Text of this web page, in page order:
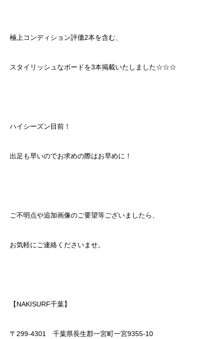
極上コンディション評価2本を含む、
スタイリッシュなボードを3本掲載いたしました☆☆☆
ハイシーズン目前！
出足も早いのでお求めの際はお早めに！
ご不明点や追加画像のご要望等ございましたら、
お気軽にご連絡くださいませ。
【NAKISURF千葉】
〒299-4301 千葉県長生郡一宮町一宮9355-10